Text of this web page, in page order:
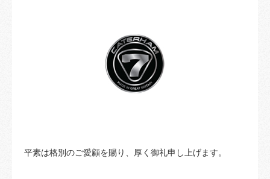
平素は格別のご愛顧を賜り、厚く御礼申し上げます。